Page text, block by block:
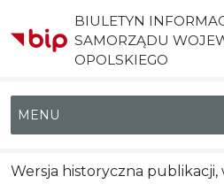
BIULETYN
SAMORZĄDU
OPOLSKIEGO
Menu główne
Wersja historyczna publikacji,